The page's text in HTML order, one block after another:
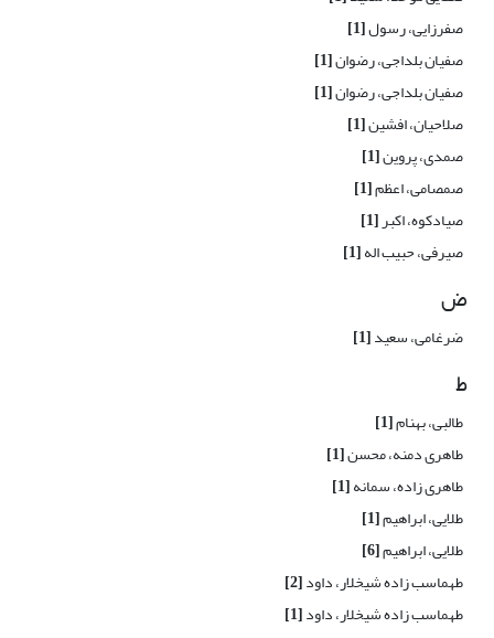
صفرزایی، رسول[1]
صفیان بلداجی، رضوان[1]
صفیان بلداجی، رضوان[1]
صلاحیان، افشین[1]
صمدی، پروین[1]
صمصامی، اعظم[1]
صیادکوه، اکبر[1]
صیرفی، حبیب اله[1]
ض
ضرغامی، سعید[1]
ط
طالبی، بهنام[1]
طاهری دمنه، محسن[1]
طاهری زاده، سمانه[1]
طلایی، ابراهیم[1]
طلایی، ابراهیم[6]
طهماسب زاده شیخلار، داود[2]
طهماسب زاده شیخلار، داود[1]